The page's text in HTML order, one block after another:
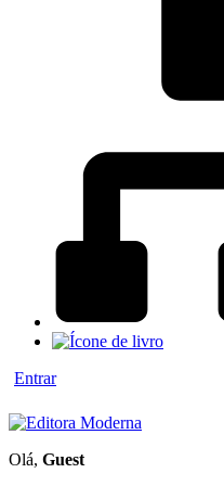
Entrar
Olá, Guest